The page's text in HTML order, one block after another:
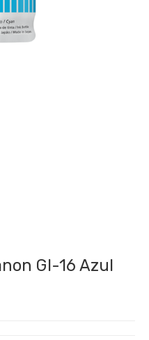
GI-16 Azul